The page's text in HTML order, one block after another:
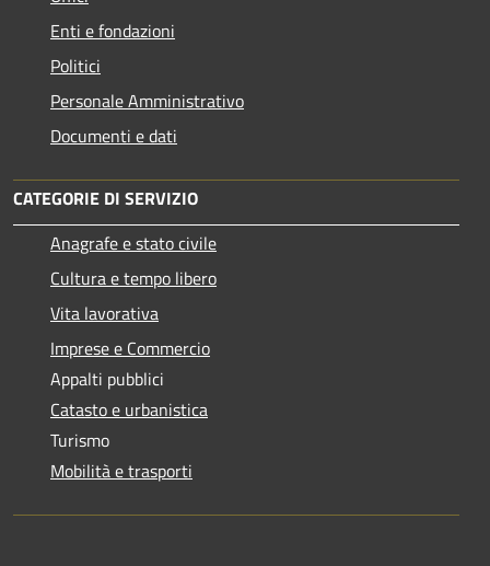
Enti e fondazioni
Politici
Personale Amministrativo
Documenti e dati
CATEGORIE DI SERVIZIO
Anagrafe e stato civile
Cultura e tempo libero
Vita lavorativa
Imprese e Commercio
Appalti pubblici
Catasto e urbanistica
Turismo
Mobilità e trasporti